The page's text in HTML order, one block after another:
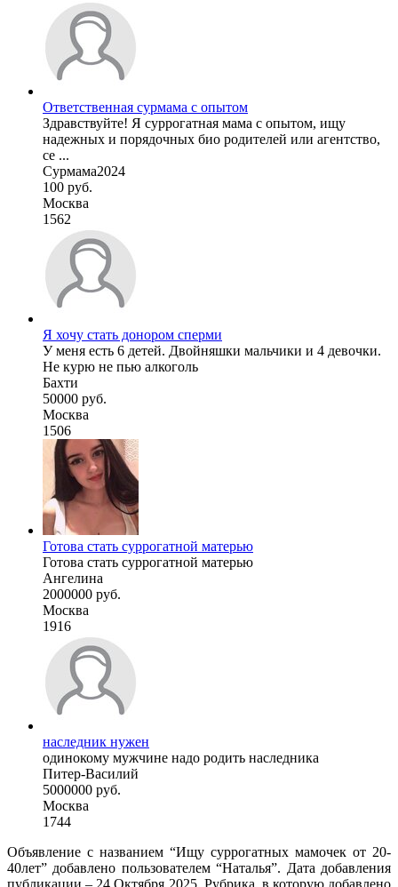
Ответственная сурмама с опытом
Здравствуйте! Я суррогатная мама с опытом, ищу
надежных и порядочных био родителей или агентство,
се ...
Сурмама2024
100 руб.
Москва
1562
Я хочу стать донором сперми
У меня есть 6 детей. Двойняшки мальчики и 4 девочки.
Не курю не пью алкоголь
Бахти
50000 руб.
Москва
1506
Готова стать суррогатной матерью
Готова стать суррогатной матерью
Ангелина
2000000 руб.
Москва
1916
наследник нужен
одинокому мужчине надо родить наследника
Питер-Василий
5000000 руб.
Москва
1744
Объявление с названием “Ищу суррогатных мамочек от 20-
40лет” добавлено пользователем “Наталья”. Дата добавления
публикации – 24 Октября 2025. Рубрика, в которую добавлено